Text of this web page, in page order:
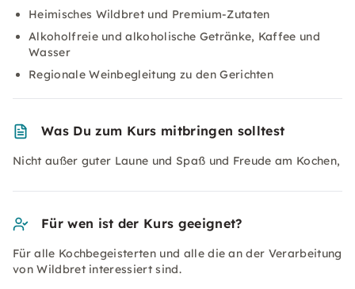
Heimisches Wildbret und Premium-Zutaten
Alkoholfreie und alkoholische Getränke, Kaffee und
Wasser
Regionale Weinbegleitung zu den Gerichten
Was Du zum Kurs mitbringen solltest
Nicht außer guter Laune und Spaß und Freude am Kochen,
Für wen ist der Kurs geeignet?
Für alle Kochbegeisterten und alle die an der Verarbeitung
von Wildbret interessiert sind.